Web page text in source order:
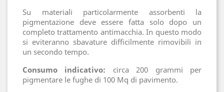
Su materiali particolarmente assorbenti la
pigmentazione deve essere fatta solo dopo un
completo trattamento antimacchia. In questo modo
si eviteranno sbavature difficilmente rimovibili in
un secondo tempo.
Consumo indicativo: circa 200 grammi per
pigmentare le fughe di 100 Mq di pavimento.